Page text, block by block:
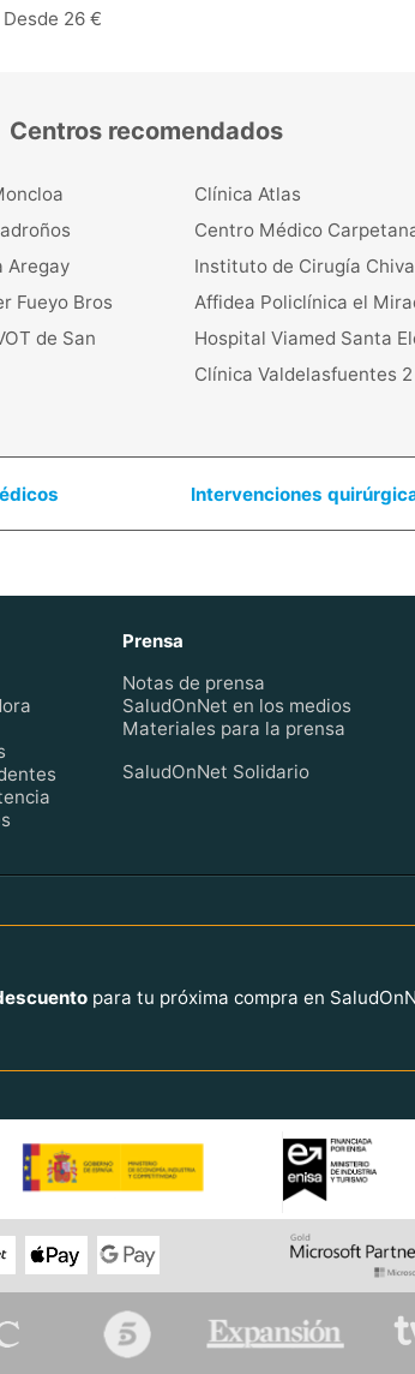
Centros recomendados
Aregay
Fueyo Bros
de San
Clínica Atlas
Centro Médico
Instituto de Cirugía Chiva
Affidea Policlínica el
Hospital Viamed Santa
Clínica Valdelasfuentes 2
Intervenciones
Prensa
Notas de prensa
SaludOnNet en los medios
Materiales para la prensa
SaludOnNet Solidario
para tu próxima compra en